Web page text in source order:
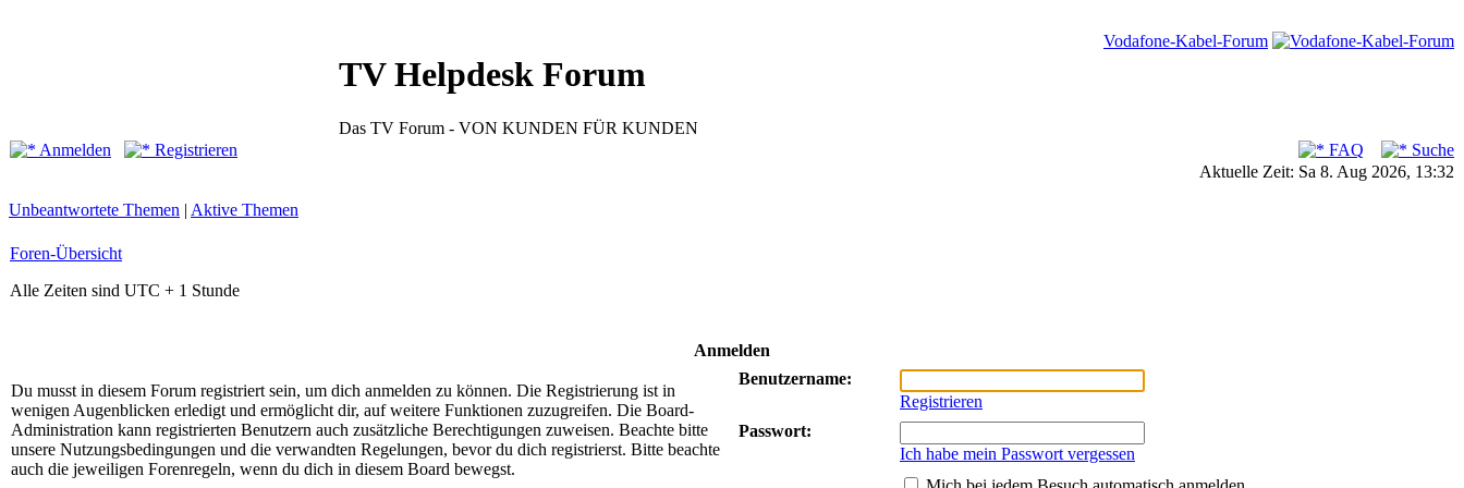
TV Helpdesk Forum
Das TV Forum - VON KUNDEN FÜR KUNDEN
Vodafone-Kabel-Forum
Anmelden Registrieren FAQ
Suche
Aktuelle Zeit: Sa 8. Aug 2026, 13:32
Unbeantwortete Themen | Aktive Themen
Foren-Übersicht
Alle Zeiten sind UTC + 1 Stunde
Anmelden
Du musst in diesem Forum registriert sein, um dich anmelden zu können. Die Registrierung ist in
wenigen Augenblicken erledigt und ermöglicht dir, auf weitere Funktionen zuzugreifen. Die Board-
Administration kann registrierten Benutzern auch zusätzliche Berechtigungen zuweisen. Beachte bitte
unsere Nutzungsbedingungen und die verwandten Regelungen, bevor du dich registrierst. Bitte beachte
auch die jeweiligen Forenregeln, wenn du dich in diesem Board bewegst.
Benutzername:
Registrieren
Passwort:
Ich habe mein Passwort vergessen